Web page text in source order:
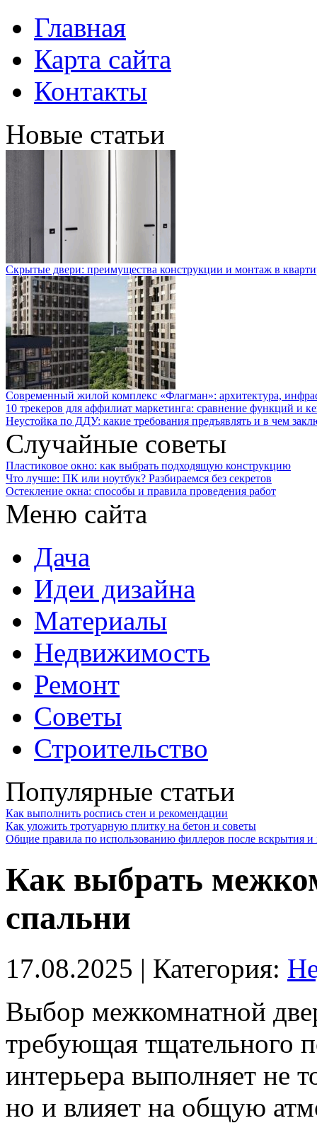
Главная
Карта сайта
Контакты
Новые статьи
Скрытые двери: преимущества конструкции и монтаж в
Современный жилой комплекс «Флагман»: архитектура,
10 трекеров для аффилиат маркетинга: сравнение функций и
Неустойка по ДДУ: какие требования предъявлять и в чем
Случайные советы
Пластиковое окно: как выбрать подходящую конструкцию
Что лучше: ПК или ноутбук? Разбираемся без секретов
Остекление окна: способы и правила проведения работ
Меню сайта
Дача
Идеи дизайна
Материалы
Недвижимость
Ремонт
Советы
Строительство
Популярные статьи
Как выполнить роспись стен и рекомендации
Как уложить тротуарную плитку на бетон и советы
Общие правила по использованию филлеров после вскрытия и
Как выбрать
спальни
17.08.2025 | Категория:
Выбор межкомнатной
требующая тщательного
интерьера выполняет не
но и влияет на общую